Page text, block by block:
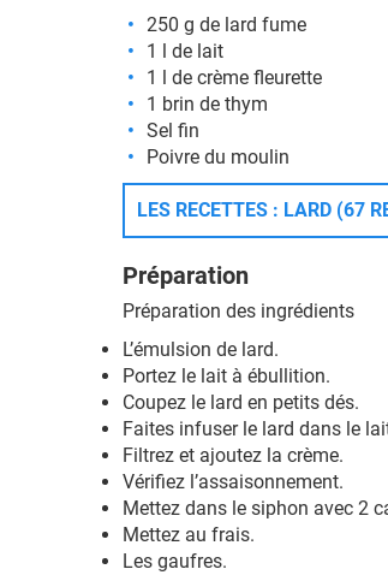
250 g de lard fume
1 l de lait
1 l de crème fleurette
1 brin de thym
Sel fin
Poivre du moulin
LES RECETTES : LARD (67
Préparation
Préparation des ingrédients
L’émulsion de lard.
Portez le lait à ébullition.
Coupez le lard en petits dés.
Faites infuser le lard dans le
Filtrez et ajoutez la crème.
Vérifiez l’assaisonnement.
Mettez dans le siphon avec 2
Mettez au frais.
Les gaufres.